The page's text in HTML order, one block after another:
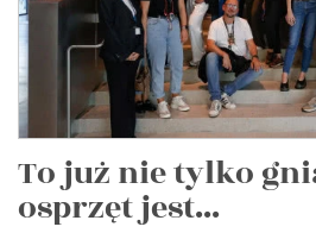
To już nie tylko
osprzęt jest...